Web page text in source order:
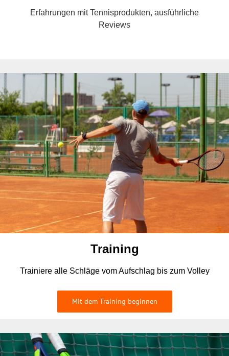
Erfahrungen mit Tennisprodukten, ausführliche
Reviews
Training
Trainiere alle Schläge vom Aufschlag bis zum Volley
Mit dem Training beginnen